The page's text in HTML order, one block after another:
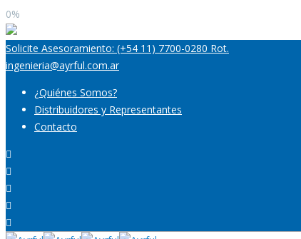
0%
Solicite Asesoramiento: (+54 11) 7700-0280 Rot.
ingenieria@ayrful.com.ar
¿Quiénes Somos?
Distribuidores y Representantes
Contacto